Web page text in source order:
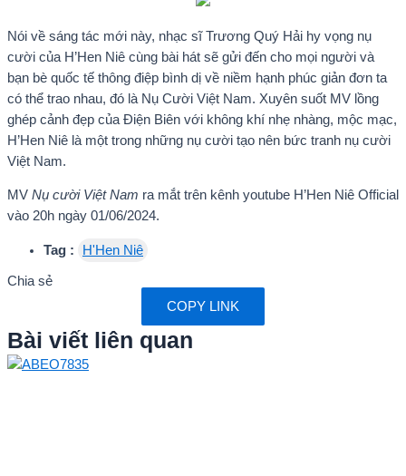
Nói về sáng tác mới này, nhạc sĩ Trương Quý Hải hy vọng nụ
cười của H’Hen Niê cùng bài hát sẽ gửi đến cho mọi người và
bạn bè quốc tế thông điệp bình dị về niềm hạnh phúc giản đơn ta
có thể trao nhau, đó là Nụ Cười Việt Nam. Xuyên suốt MV lồng
ghép cảnh đẹp của Điện Biên với không khí nhẹ nhàng, mộc mạc,
H’Hen Niê là một trong những nụ cười tạo nên bức tranh nụ cười
Việt Nam.
MV Nụ cười Việt Nam ra mắt trên kênh youtube H’Hen Niê Official
vào 20h ngày 01/06/2024.
Tag : H'Hen Niê
Chia sẻ
COPY LINK
Bài viết liên quan